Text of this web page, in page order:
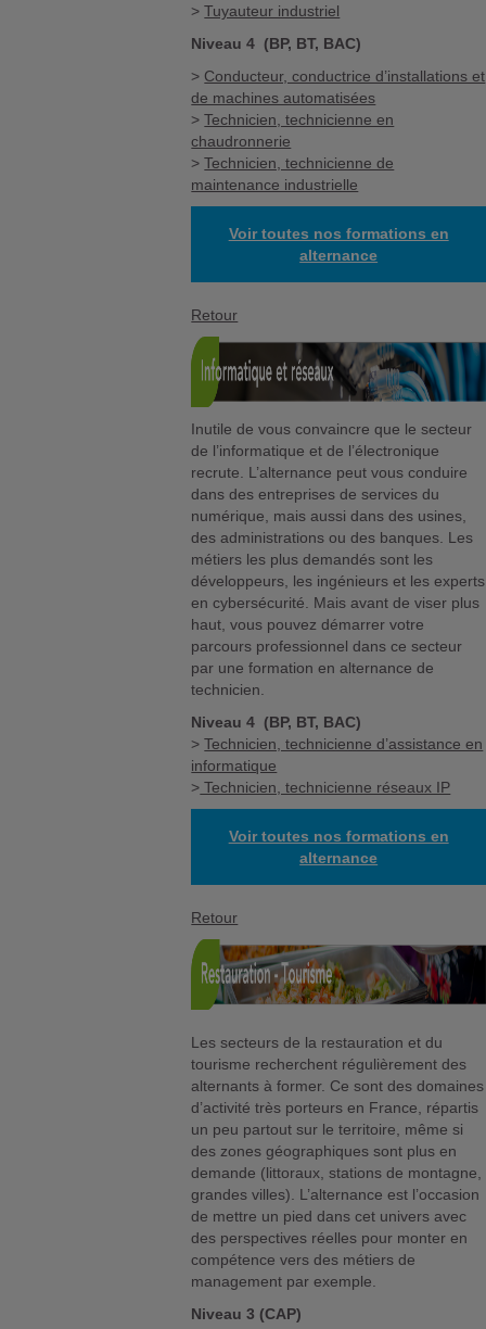
>Tuyauteur industriel
Niveau 4 (BP, BT, BAC)
> Conducteur, conductrice d’installations et
de machines automatisées
>Technicien, technicienne en
chaudronnerie
>Technicien, technicienne de
maintenance industrielle
Voir toutes nos formations en
alternance
Retour
Inutile de vous convaincre que le secteur
de l’informatique et de l’électronique
recrute. L’alternance peut vous conduire
dans des entreprises de services du
numérique, mais aussi dans des usines,
des administrations ou des banques. Les
métiers les plus demandés sont les
développeurs, les ingénieurs et les experts
en cybersécurité. Mais avant de viser plus
haut, vous pouvez démarrer votre
parcours professionnel dans ce secteur
par une formation en alternance de
technicien.
Niveau 4 (BP, BT, BAC)
>Technicien, technicienne d’assistance en
informatique
> Technicien, technicienne réseaux IP
Voir toutes nos formations en
alternance
Retour
Les secteurs de la restauration et du
tourisme recherchent régulièrement des
alternants à former. Ce sont des domaines
d’activité très porteurs en France, répartis
un peu partout sur le territoire, même si
des zones géographiques sont plus en
demande (littoraux, stations de montagne,
grandes villes). L’alternance est l’occasion
de mettre un pied dans cet univers avec
des perspectives réelles pour monter en
compétence vers des métiers de
management par exemple.
Niveau 3 (CAP)